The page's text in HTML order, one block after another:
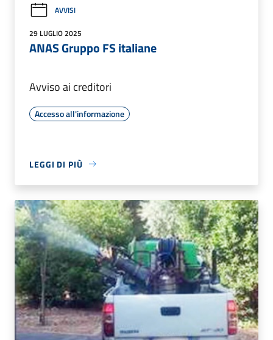
AVVISI
29 LUGLIO 2025
ANAS Gruppo FS italiane
Avviso ai creditori
Accesso all'informazione
LEGGI DI PIÙ